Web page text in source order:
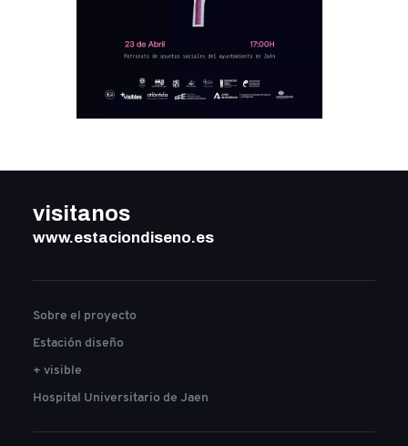
visitanos
www.estaciondiseno.es
Sobre el proyecto
Estación diseño
+ visible
Hospital Universitario de Jaen